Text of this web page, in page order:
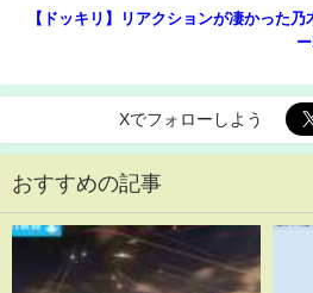
【ドッキリ】リアクションが凄かった乃
Xでフォローしよう
おすすめの記事